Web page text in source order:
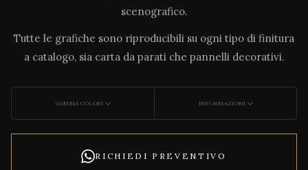
scenografico.
Tutte le grafiche sono riproducibili su ogni tipo di finitura
a catalogo, sia carta da parati che pannelli decorativi.
GAMMA COLORI INFORMAZIONI
RICHIEDI PREVENTIVO